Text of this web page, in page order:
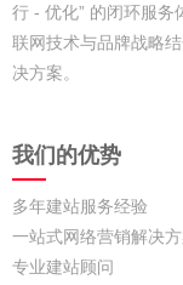
行 - 优化” 的闭环服务
联网技术与品牌战略
决方案。​
我们的优势
多年建站服务经验
一站式网络营销解决
专业建站顾问